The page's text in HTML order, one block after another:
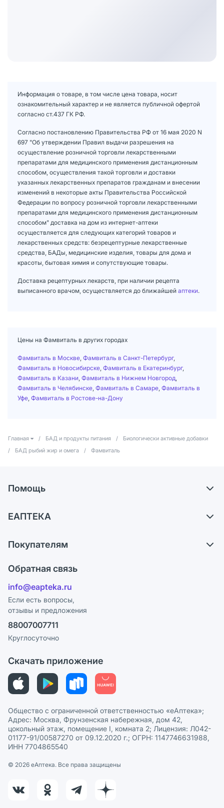
Информация о товаре, в том числе цена товара, носит
ознакомительный характер и не является публичной офертой
согласно ст.437 ГК РФ.
Согласно постановлению Правительства РФ от 16 мая 2020 N
697 "Об утверждении Правил выдачи разрешения на
осуществление розничной торговли лекарственными
препаратами для медицинского применения дистанционным
способом, осуществления такой торговли и доставки
указанных лекарственных препаратов гражданам и внесении
изменений в некоторые акты Правительства Российской
Федерации по вопросу розничной торговли лекарственными
препаратами для медицинского применения дистанционным
способом" доставка на дом из интернет-аптеки
осуществляется для следующих категорий товаров и
лекарственных средств: безрецептурные лекарственные
средства, БАДы, медицинские изделия, товары для дома и
красоты, бытовая химия и сопутствующие товары.
Доставка рецептурных лекарств, при наличии рецепта
выписанного врачом, осуществляется до ближайшей аптеки.
Цены на Фамвиталь в других городах
Фамвиталь в Москве Фамвиталь в Санкт-Петербург,
Фамвиталь в Новосибирске Фамвиталь в Екатеринбург,
Фамвиталь в Казани Фамвиталь в Нижнем Новгород
Фамвиталь в Челябинске Фамвиталь в Самаре Фамвиталь в
Уфе Фамвиталь в Ростове-на-Дону
Главная / БАД и продукты питания /
Биологически активные добавки
/
БАД рыбий жир и омега / Фамвиталь
Помощь
Самовывоз из аптек
Ответы на вопросы
Блог
ЕАПТЕКА
Карьера
Поставщики
Лицензия
Реклама на сайте
Ваши товары на ЕАПТЕКЕ
Покупателям
Программа СберСпасибо
Политика конфиденциальности
Пользовательское соглашение
Политика рекомендаций
Этика и соответствие
Политика в отношении обработки персональных данных
Обратная связь
info@eapteka.ru
Если есть вопросы,
отзывы и предложения
88007007711
Круглосуточно
Скачать приложение
Общество с ограниченной ответственностью «еАптека»;
Адрес: Москва, Фрунзенская набережная, дом 42,
цокольный этаж, помещение I, комната 2; Лицензия: Л042-
01177-91/00587270 от 09.12.2020 г.; ОГРН: 1147746631988,
ИНН 7704865540
© 2026 eАптека. Все права защищены